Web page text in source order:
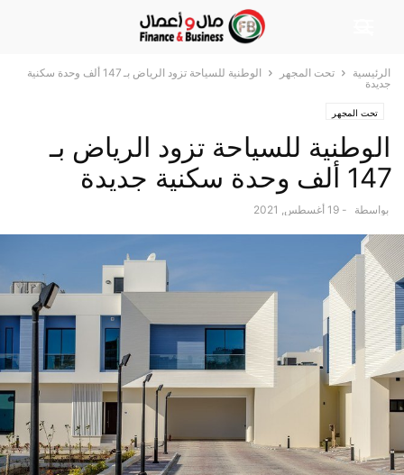
الرئيسية تحت المجهر
الوطنية للسياحة تزود الرياض بـ 147 ألف وحدة سكنية
جديدة
تحت المجهر
الوطنية للسياحة تزود الرياض بـ
147 ألف وحدة سكنية جديدة
بواسطة - 19 أغسطس, 2021